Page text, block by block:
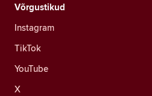
Võrgustikud
Instagram
TikTok
YouTube
X